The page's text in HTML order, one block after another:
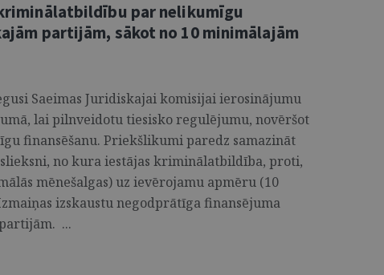
par nelikumīgu
partijām, sākot no 10 minimālajām
Saeimas Juridiskajai komisijai ierosinājumu
lai pilnveidotu tiesisko regulējumu, novēršot
finansēšanu. Priekšlikumi paredz samazināt
no kura iestājas kriminālatbildība, proti,
mēnešalgas) uz ievērojamu apmēru (10
izskaustu negodprātīga finansējuma
...